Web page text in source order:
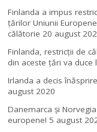
Finlanda a impus
ţărilor Uniunii
călătorie 20 august
Finlanda, restricţii de
din aceste ţări va duce
Irlanda a decis
august 2020
Danemarca și
europene! 5 august